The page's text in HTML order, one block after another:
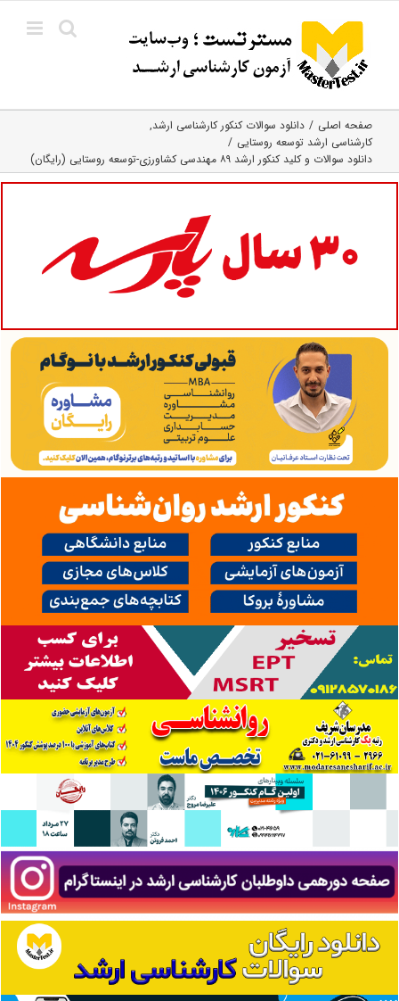
content
صفحه اصلی
دانلود سوالات کنکور کارشناسی ارشد
کارشناسی ارشد توسعه روستایی
دانلود سوالات و کلید کنکور ارشد ۸۹ مهندسی کشاورزی-توسعه روستایی (رایگان)